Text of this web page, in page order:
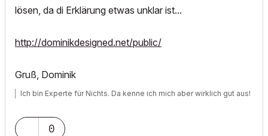
lösen, da di Erklärung etwas unklar ist...
http://dominikdesigned.net/public/
Gruß, Dominik
Ich bin Experte für Nichts. Da kenne ich mich aber wirklich gut aus!
0